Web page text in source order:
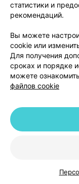
перфорация
иметь тяжелое
исходу,
Если у Вас
нарушения со
тракта из-за
следует
пациентов. Врач
состояние во
При
следует
статистики и
рекомендаций.
Вы можете
cookie или
Для получения
сроках и порядке
можете
файлов cookie